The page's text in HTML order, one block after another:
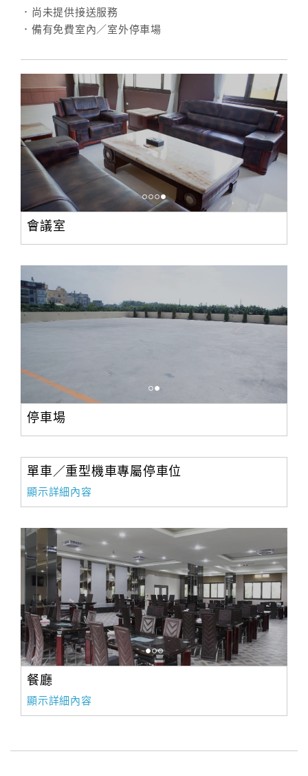
．尚未提供接送服務
．備有免費室內／室外停車場
會議室
停車場
單車／重型機車專屬停車位
顯示詳細內容
餐廳
顯示詳細內容